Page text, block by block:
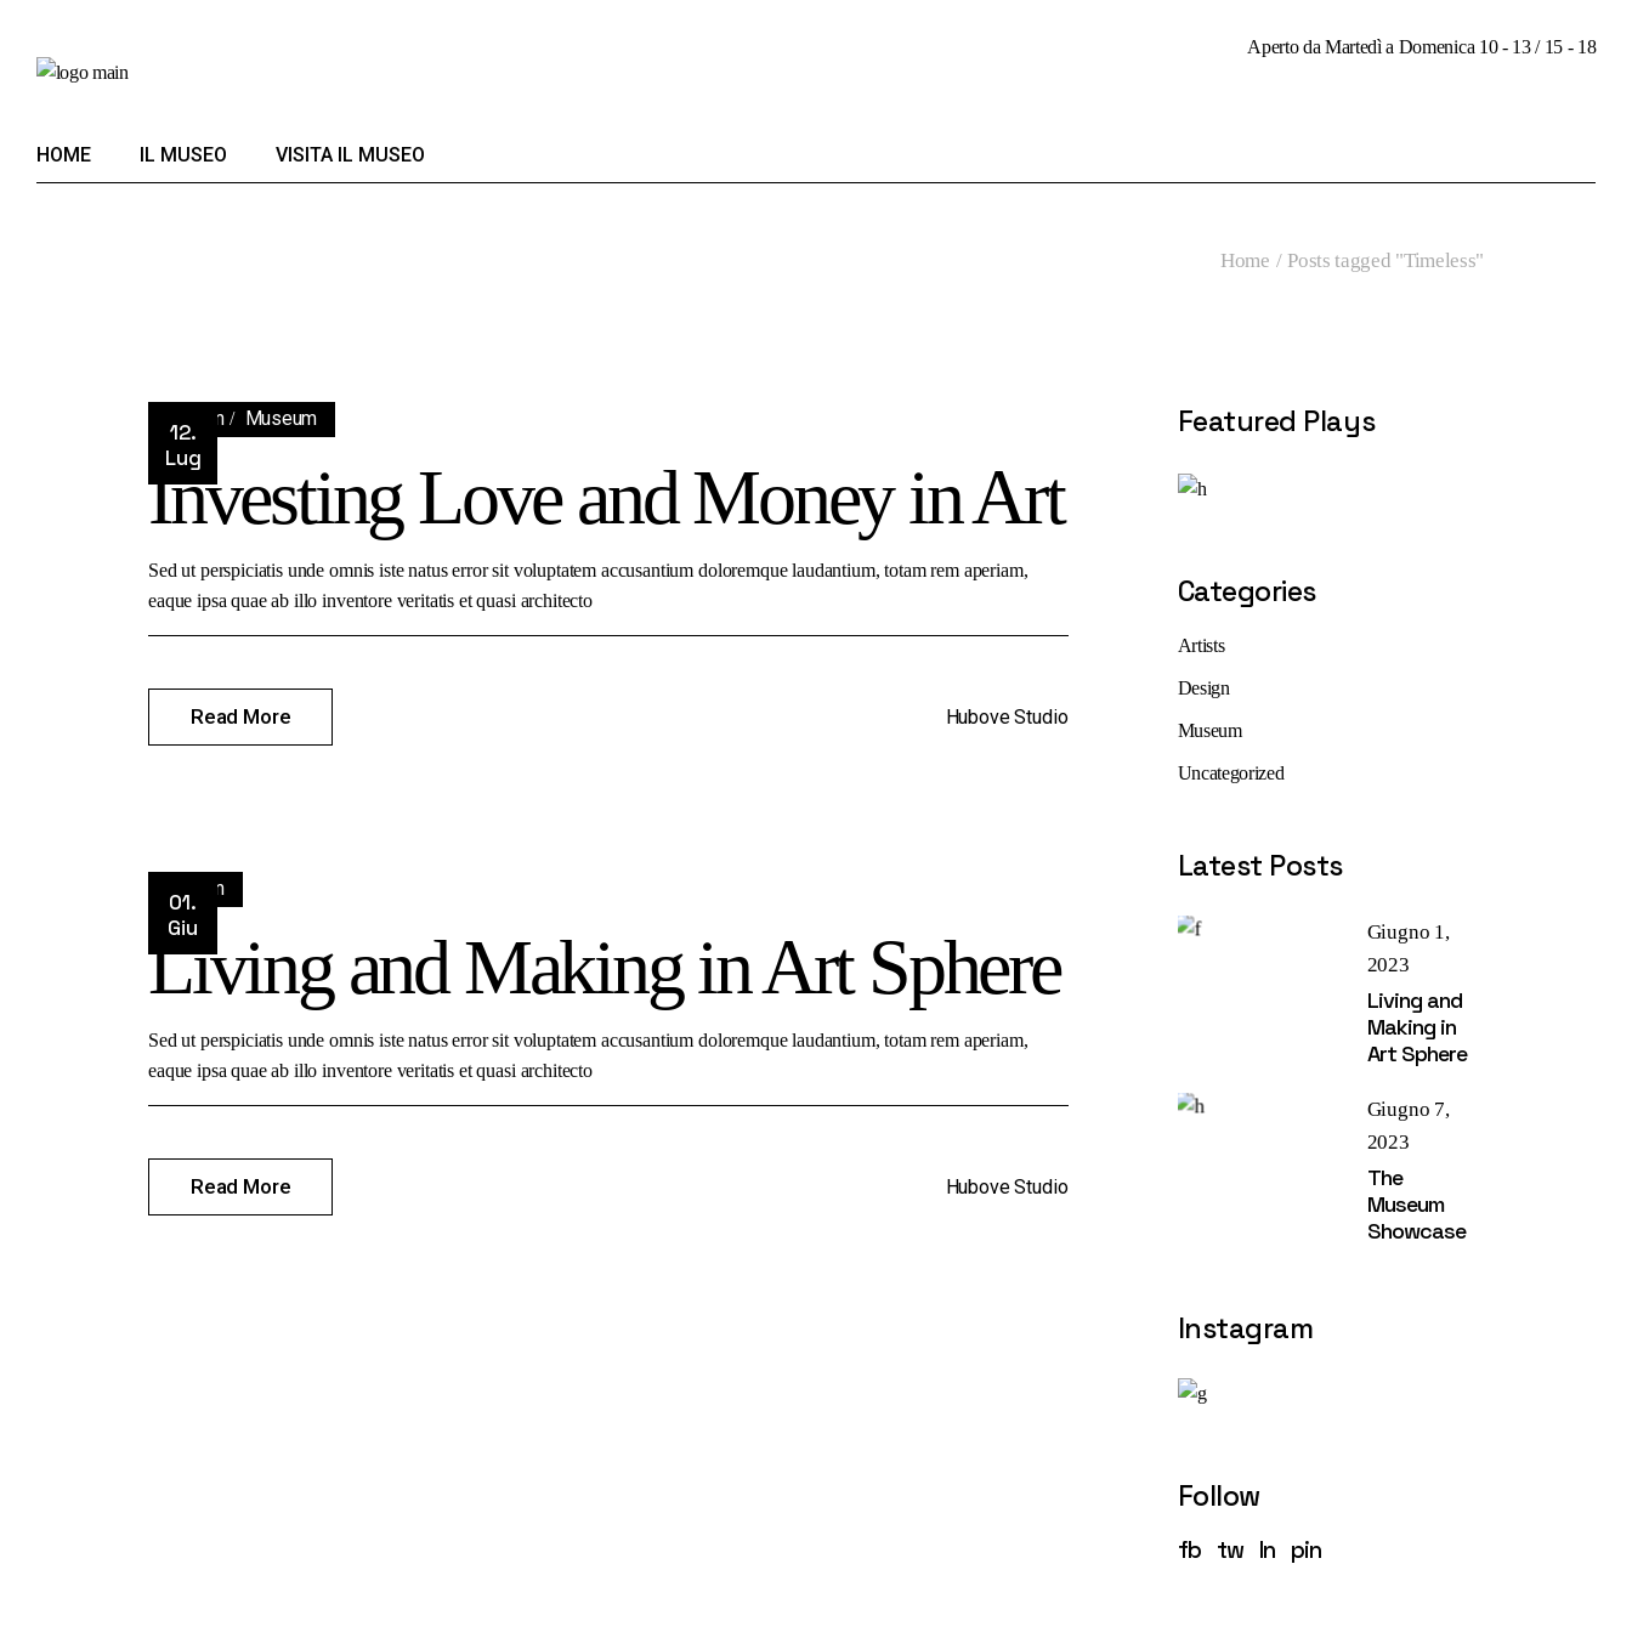
content
Aperto da Martedì a Domenica 10 - 13 / 15 - 18
HOME IL MUSEO VISITA IL MUSEO
Home Posts tagged "Timeless"
12.
Lug
Design Museum
Investing Love and Money in Art
Sed ut perspiciatis unde omnis iste natus error sit voluptatem accusantium doloremque laudantium, totam rem aperiam,
eaque ipsa quae ab illo inventore veritatis et quasi architecto
Read More Hubove Studio
01.
Giu
Design
Living and Making in Art Sphere
Sed ut perspiciatis unde omnis iste natus error sit voluptatem accusantium doloremque laudantium, totam rem aperiam,
eaque ipsa quae ab illo inventore veritatis et quasi architecto
Read More Hubove Studio
Featured Plays
Categories
Artists
Design
Museum
Uncategorized
Latest Posts
Giugno 1,
2023
Living and
Making in
Art Sphere
Giugno 7,
2023
The
Museum
Showcase
Instagram
Follow
fb tw ln pin